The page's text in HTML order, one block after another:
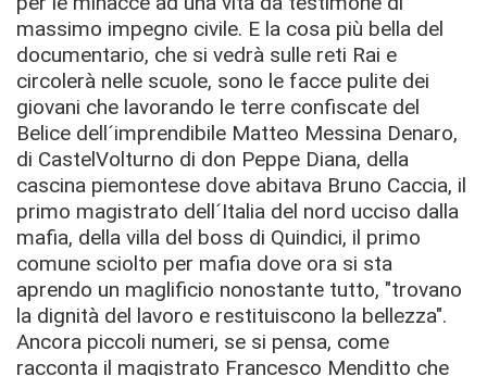
massimo impegno civile. E la cosa più bella del
documentario, che si vedrà sulle reti Rai e
circolerà nelle scuole, sono le facce pulite dei
giovani che lavorando le terre confiscate del
Belice dell´imprendibile Matteo Messina Denaro,
di CastelVolturno di don Peppe Diana, della
cascina piemontese dove abitava Bruno Caccia, il
primo magistrato dell´Italia del nord ucciso dalla
mafia, della villa del boss di Quindici, il primo
comune sciolto per mafia dove ora si sta
aprendo un maglificio nonostante tutto, "trovano
la dignità del lavoro e restituiscono la bellezza".
Ancora piccoli numeri, se si pensa, come
racconta il magistrato Francesco Menditto che